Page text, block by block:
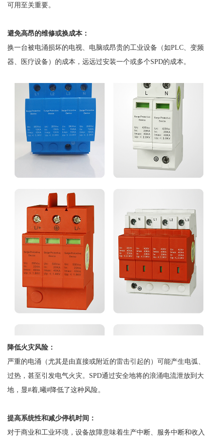
可用至关重要。
避免高昂的维修或换成本：
换一台被电涌损坏的电视、电脑或昂贵的工业设备（如PLC、变频
器、医疗设备）的成本，远远过安装一个或多个SPD的成本。
降低火灾风险：
严重的电涌（尤其是由直接或附近的雷击引起的）可能产生电弧、
过热，甚至引发电气火灾。 SPD通过安全地将的浪涌电流泄放到大
地，显#着,曦#降低了这种风险。
提高系统性和减少停机时间：
对于商业和工业环境，设备故障意味着生产中断、服务中断和收入